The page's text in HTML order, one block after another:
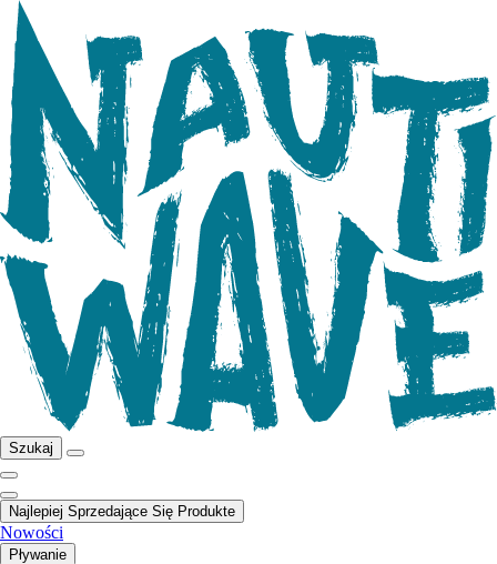
Szukaj
Najlepiej Sprzedające Się Produkte
Nowości
Pływanie